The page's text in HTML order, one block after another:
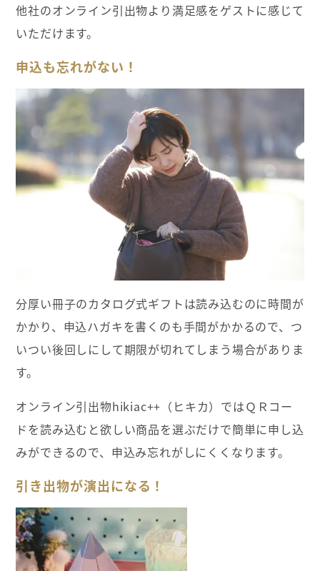
他社のオンライン引出物より満足感をゲストに感じて
いただけます。
申込も忘れがない！
分厚い冊子のカタログ式ギフトは読み込むのに時間が
かかり、申込ハガキを書くのも手間がかかるので、つ
いつい後回しにして期限が切れてしまう場合がありま
す。
オンライン引出物hikiac++（ヒキカ）ではＱＲコー
ドを読み込むと欲しい商品を選ぶだけで簡単に申し込
みができるので、申込み忘れがしにくくなります。
引き出物が演出になる！